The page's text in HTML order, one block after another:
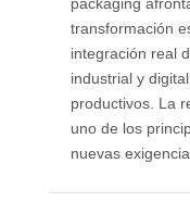
packaging
transformación
integración real
industrial y
productivos. La
uno de los
nuevas